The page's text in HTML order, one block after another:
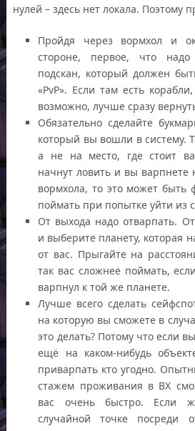
нулей – здесь нет локала. Поэтому
Пройдя через вормхол и
стороне, первое, что
подскан, который должен
«PvP». Если там есть
возможно, лучше сразу
Обязательно сделайте
который вы вошли в систему.
а не на место, где стоит
начнут ловить и вы варпнете
вормхола, то это может быть
поймать при попытке уйти из
От выхода надо отварпать.
и выберите планету, которая
от вас. Прыгайте на
так вас сложнее поймать,
варпнул к той же планете.
Лучше всего сделать
на которую вы сможете в
это делать? Потому что если
ещё на каком-нибудь
приварпать кто угодно.
стажем проживания в ВХ
вас очень быстро. Если
случайной точке посреди